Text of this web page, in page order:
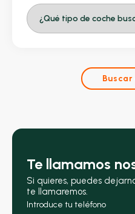
Te llamamos
Si quieres, puedes
te llamaremos.
Introduce tu teléfono